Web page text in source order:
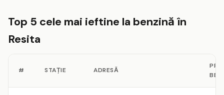
Top 5 cele mai ieftine la benzină în
Resita
# STAȚIE ADRESĂ